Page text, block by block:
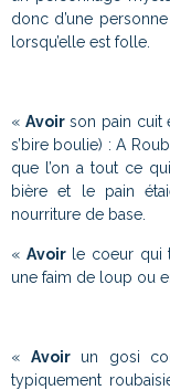
donc d’une
lorsqu’elle est folle.
« Avoirson pain cuit
s’bire boulie) : A
que l’on a tout ce
bière et le pain
nourriture de base.
« Avoirle coeur qui
une faim de loup ou
« Avoirun gosi
typiquement